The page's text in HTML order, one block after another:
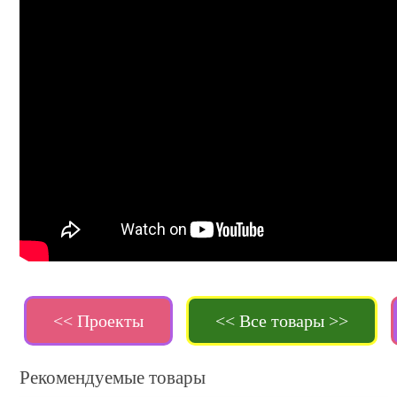
<< Проекты << Все товары >>
Рекомендуемые товары